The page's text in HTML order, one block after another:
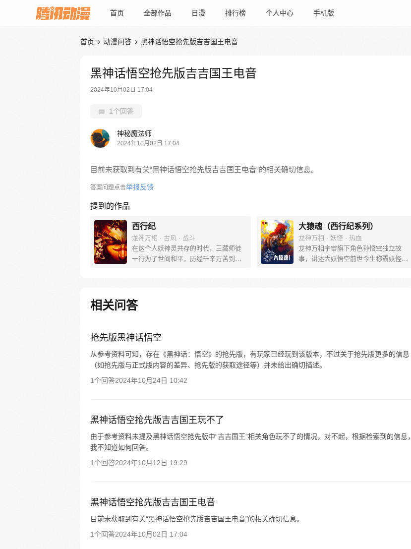
首页 全部作品 日漫 排行榜 个人中心 手机版
首页  动漫问答  黑神话悟空抢先版吉吉国王电音
黑神话悟空抢先版吉吉国王电音
2024年10月02日 17:04
1个回答
神秘魔法师
2024年10月02日 17:04
目前未获取到有关“黑神话悟空抢先版吉吉国王电音”的相关确切信息。
答案问题点击举报反馈
提到的作品
西行纪
龙神万相 · 古风 · 战斗
在这个人妖神灵共存的时代，三藏师徒
一行为了世间和平，历经千辛万苦到达
位，小狼妖白狼不辞万难，找到唐三藏
大法师，和他一起重新寻回徒弟们，组
旅……
大猿魂（西行纪系列）
龙神万相 · 妖怪 · 热血
龙神万相宇宙旗下角色孙悟空独立故
事，讲述大妖悟空前世今生称霸妖怪大
相关问答
抢先版黑神话悟空
从参考资料可知，存在《黑神话：悟空》的抢先版，有玩家已经玩到该版本，不过关于抢先版更多的信息
（如抢先版与正式版内容的差异、抢先版的获取途径等）并未给出确切描述。
1个回答2024年10月24日 10:42
黑神话悟空抢先版吉吉国王玩不了
由于参考资料未提及黑神话悟空抢先版中“吉吉国王”相关角色玩不了的情况，对不起，根据检索到的信息，
我不知道如何回答。
1个回答2024年10月12日 19:29
黑神话悟空抢先版吉吉国王电音
目前未获取到有关“黑神话悟空抢先版吉吉国王电音”的相关确切信息。
1个回答2024年10月02日 17:04